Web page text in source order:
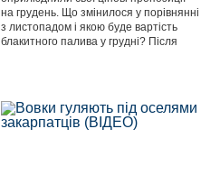
на грудень. Що змінилося у порівнянні
з листопадом і якою буде вартість
блакитного палива у грудні? Після